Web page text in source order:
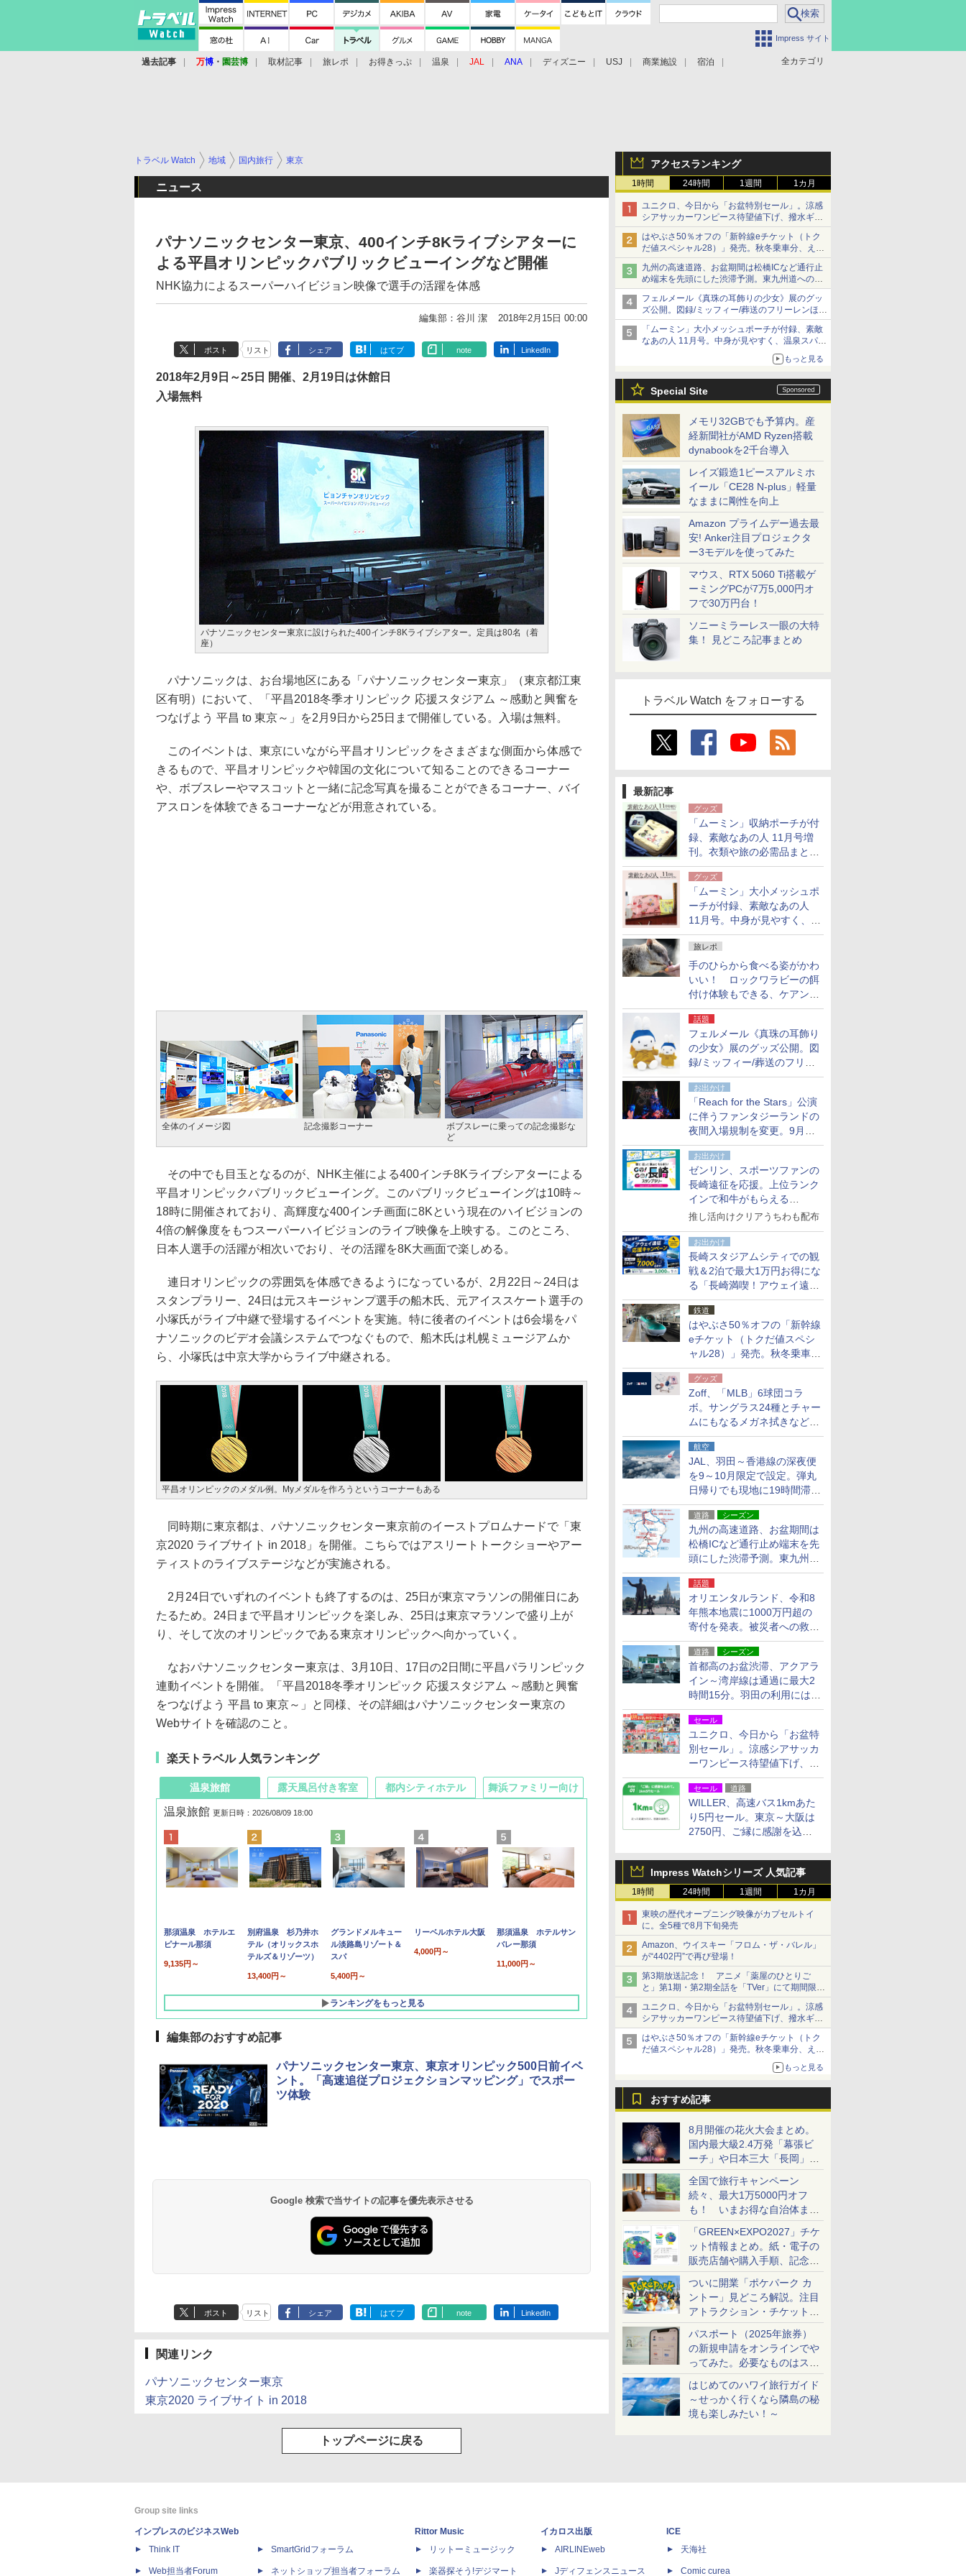
Impress サイト
全カテゴリ
過去記事 万博 ・ 園芸博 取材記事 旅レポ お得きっぷ 温泉 JAL ANA ディズニー USJ 商業施設 宿泊
アクセスランキング
1時間 24時間 1週間 1カ月
ユニクロ、今日から「お盆特別セール」。涼感
シアサッカーワンピース待望値下げ、撥水ギア
ショーツは1990円に
はやぶさ50％オフの「新幹線eチケット（トク
だ値スペシャル28）」発売。秋冬乗車分、えき
ねっと限定
九州の高速道路、お盆期間は松橋ICなど通行止
め端末を先頭にした渋滞予測。東九州道への迂
回は料金調整を実施
フェルメール《真珠の耳飾りの少女》展のグッ
ズ公開。図録/ミッフィー/葬送のフリーレンほ
か、注目ブランドコラボが実現
「ムーミン」大小メッシュポーチが付録、素敵
なあの人 11月号。中身が見やすく、温泉スパに
もっと見る
Special Site
メモリ32GBでも予算内。産
経新聞社がAMD Ryzen搭載
dynabookを2千台導入
レイズ鍛造1ピースアルミホ
イール「CE28 N-plus」軽量
なままに剛性を向上
Amazon プライムデー過去最
安! Anker注目プロジェクタ
ー3モデルを使ってみた
マウス、RTX 5060 Ti搭載ゲ
ーミングPCが7万5,000円オ
フで30万円台！
ソニーミラーレス一眼の大特
集！ 見どころ記事まとめ
トラベル Watch をフォローする
最新記事
グッズ
「ムーミン」収納ポーチが付
録、素敵なあの人 11月号増
刊。衣類や旅の必需品まとま
る大小2個セット
グッズ
「ムーミン」大小メッシュポ
ーチが付録、素敵なあの人
11月号。中身が見やすく、温
泉スパにも使える
旅レポ
手のひらから食べる姿がかわ
いい！ ロックワラビーの餌
付け体験もできる、ケアンズ
でアサートン高原の日本語ガ
イド付きツアーに参加してみ
た
話題
フェルメール《真珠の耳飾り
の少女》展のグッズ公開。図
録/ミッフィー/葬送のフリー
レンほか、注目ブランドコラ
ボが実現
お出かけ
「Reach for the Stars」公演
に伴うファンタジーランドの
夜間入場規制を変更。9月か
ら18時50分～20時ごろに
お出かけ
ゼンリン、スポーツファンの
長崎遠征を応援。上位ランク
インで和牛がもらえる
「GO！GO！長崎スタンプラ
推し活向けクリアうちわも配布
お出かけ
長崎スタジアムシティでの観
戦＆2泊で最大1万円お得にな
る「長崎満喫！アウェイ遠征
応援キャンペーン」
鉄道
はやぶさ50％オフの「新幹線
eチケット（トクだ値スペシ
ャル28）」発売。秋冬乗車
分、えきねっと限定
グッズ
Zoff、「MLB」6球団コラ
ボ。サングラス24種とチャー
ムにもなるメガネ拭きなど雑
貨24種
航空
JAL、羽田～香港線の深夜便
を9～10月限定で設定。弾丸
日帰りでも現地に19時間滞在
できる
道路 シーズン
九州の高速道路、お盆期間は
松橋ICなど通行止め端末を先
頭にした渋滞予測。東九州道
への迂回は料金調整を実施
話題
オリエンタルランド、令和8
年熊本地震に1000万円超の
寄付を発表。被災者への救援
活動・復旧支援
道路 シーズン
首都高のお盆渋滞、アクアラ
イン～湾岸線は通過に最大2
時間15分。羽田の利用には
「空港西出口」の利用検討を
セール
ユニクロ、今日から「お盆特
別セール」。涼感シアサッカ
ーワンピース待望値下げ、撥
水ギアショーツは1990円に
セール 道路
WILLER、高速バス1kmあた
り5円セール。東京～大阪は
2750円、ご縁に感謝を込め
Impress Watchシリーズ 人気記事
1時間 24時間 1週間 1カ月
東映の歴代オープニング映像がカプセルトイ
に。全5種で8月下旬発売
Amazon、ウイスキー「フロム・ザ・バレル」
が“4402円”で再び登場！
第3期放送記念！ アニメ「薬屋のひとりご
と」第1期・第2期全話を「TVer」にて期間限定
で順次無料配信開始
ユニクロ、今日から「お盆特別セール」。涼感
シアサッカーワンピース待望値下げ、撥水ギア
ショーツは1990円に
はやぶさ50％オフの「新幹線eチケット（トク
だ値スペシャル28）」発売。秋冬乗車分、えき
もっと見る
おすすめ記事
8月開催の花火大会まとめ。
国内最大級2.4万発「幕張ビ
ーチ」や日本三大「長岡」な
ど大型イベント目白押し！
全国で旅行キャンペーン
続々、最大1万5000円オフ
も！ いまお得な自治体まと
め
「GREEN×EXPO2027」チケ
ット情報まとめ。紙・電子の
販売店舗や購入手順、記念チ
ケットも解説
ついに開業「ポケパーク カ
ントー」見どころ解説。注目
アトラクション・チケット手
配・来場前に必要な準備は？
パスポート（2025年旅券）
の新規申請をオンラインでや
ってみた。必要なものはスマ
ホとマイナカードのみ
はじめてのハワイ旅行ガイド
～せっかく行くなら隣島の秘
境も楽しみたい！～
トラベル Watch 地域 国内旅行 東京
ニュース
パナソニックセンター東京、400インチ8Kライブシアターに
よる平昌オリンピックパブリックビューイングなど開催
NHK協力によるスーパーハイビジョン映像で選手の活躍を体感
編集部：谷川 潔 2018年2月15日 00:00
ポスト リスト シェア はてブ note LinkedIn
2018年2月9日～25日 開催、2月19日は休館日
入場無料
パナソニックセンター東京に設けられた400インチ8Kライブシアター。定員は80名（着
座）
パナソニックは、お台場地区にある「パナソニックセンター東京」（東京都江東
区有明）において、「平昌2018冬季オリンピック 応援スタジアム ～感動と興奮を
つなげよう 平昌 to 東京～」を2月9日から25日まで開催している。入場は無料。
このイベントは、東京にいながら平昌オリンピックをさまざまな側面から体感で
きるもので、平昌オリンピックや韓国の文化について知ることのできるコーナー
や、ボブスレーやマスコットと一緒に記念写真を撮ることができるコーナー、バイ
アスロンを体験できるコーナーなどが用意されている。
全体のイメージ図 記念撮影コーナー
ボブスレーに乗っての記念撮影な
ど
その中でも目玉となるのが、NHK主催による400インチ8Kライブシアターによる
平昌オリンピックパブリックビューイング。このパブリックビューイングは10時～
18時に開催されており、高輝度な400インチ画面に8Kという現在のハイビジョンの
4倍の解像度をもつスーパーハイビジョンのライブ映像を上映する。このところ、
日本人選手の活躍が相次いでおり、その活躍を8K大画面で楽しめる。
連日オリンピックの雰囲気を体感できるようになっているが、2月22日～24日は
スタンプラリー、24日は元スキージャンプ選手の船木氏、元アイススケート選手の
小塚氏がライブ中継で登場するイベントを実施。特に後者のイベントは6会場をパ
ナソニックのビデオ会議システムでつなぐもので、船木氏は札幌ミュージアムか
ら、小塚氏は中京大学からライブ中継される。
平昌オリンピックのメダル例。Myメダルを作ろうというコーナーもある
同時期に東京都は、パナソニックセンター東京前のイーストプロムナードで「東
京2020 ライブサイト in 2018」を開催。こちらではアスリートトークショーやアー
ティストのライブステージなどが実施される。
2月24日でいずれのイベントも終了するのは、25日が東京マラソンの開催日にあ
たるため。24日まで平昌オリンピックを楽しみ、25日は東京マラソンで盛り上が
り、そして次のオリンピックである東京オリンピックへ向かっていく。
なおパナソニックセンター東京は、3月10日、17日の2日間に平昌パラリンピック
連動イベントを開催。「平昌2018冬季オリンピック 応援スタジアム ～感動と興奮
をつなげよう 平昌 to 東京～」と同様、その詳細はパナソニックセンター東京の
Webサイトを確認のこと。
楽天トラベル 人気ランキング
温泉旅館
温泉旅館 更新日時：2026/08/09 18:00
那須温泉 ホテルエ
ピナール那須
9,135円～
別府温泉 杉乃井ホ
テル（オリックスホ
テルズ＆リゾーツ）
13,400円～
グランドメルキュー
ル淡路島リゾート＆
スパ
5,400円～
リーベルホテル大阪
4,000円～
那須温泉 ホテルサン
バレー那須
11,000円～
ランキングをもっと見る
露天風呂付き客室
10,450円～
19,541円～
都内シティホテル 舞浜ファミリー向け
7,950円～
5,758円～
編集部のおすすめ記事
パナソニックセンター東京、東京オリンピック500日前イベ
ント。「高速追従プロジェクションマッピング」でスポー
ツ体験
Google 検索で当サイトの記事を優先表示させる
ポスト リスト シェア はてブ note LinkedIn
関連リンク
パナソニックセンター東京
東京2020 ライブサイト in 2018
トップページに戻る
Group site links
インプレスのビジネスWeb
Think IT
Web担当者Forum
SmartGridフォーラム
ネットショップ担当者フォーラム
Rittor Music
リットーミュージック
楽器探そう!デジマート
イカロス出版
AIRLINEweb
Jディフェンスニュース
ICE
天海社
Comic curea